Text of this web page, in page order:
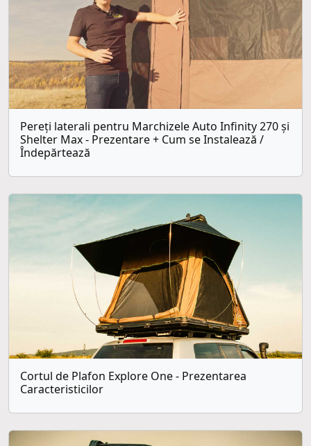
Pereți laterali pentru Marchizele Auto Infinity 270 și
Shelter Max - Prezentare + Cum se Instalează /
Îndepărtează
Cortul de Plafon Explore One - Prezentarea
Caracteristicilor